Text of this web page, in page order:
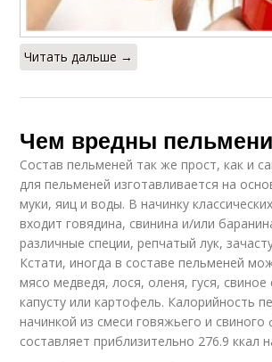
Читать дальше →
Чем вредны
Состав пельменей так же прост, как и
для пельменей изготавливается на
муки, яиц и воды. В начинку
входит говядина, свинина и/или
различные специи, репчатый лук,
Кстати, иногда в составе пельменей
мясо медведя, лося, оленя, гуся, свиное
капусту или картофель. Калорийность
начинкой из смеси говяжьего и
составляет приблизительно 276.9 ккал